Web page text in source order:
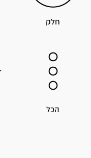
חלק
הכל